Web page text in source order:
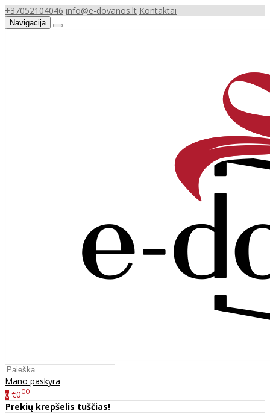
+37052104046 info@e-dovanos.lt Kontaktai
Navigacija
Mano paskyra
0 €000
Prekių krepšelis tuščias!